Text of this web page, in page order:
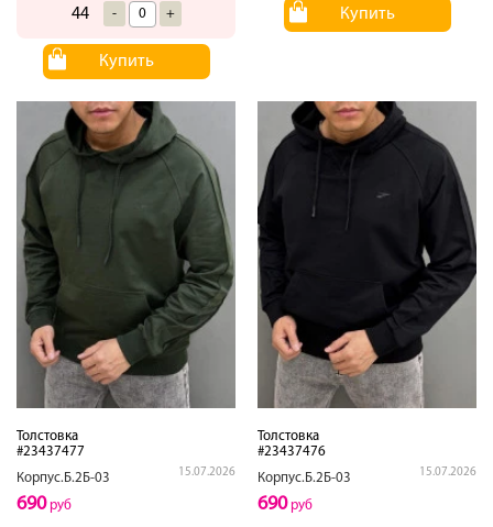
44 - +
Купить
Купить
Толстовка
#23437477
Корпус.Б.2Б-03
15.07.2026
690руб
Толстовка
#23437476
Корпус.Б.2Б-03
15.07.2026
690руб